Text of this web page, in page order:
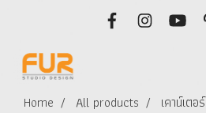
Home All products เคาน์เตอร์